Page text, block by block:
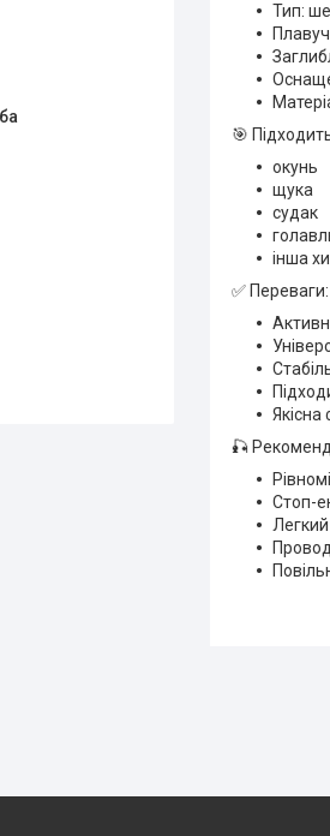
Тип:
🎯
окунь
щука
судак
інша
✅ Переваги:
Якісна
🎣
Стоп-
Легкий